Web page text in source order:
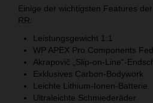
Einige der wichtigsten Features
RR:
Leistungsgewicht 1:1
WP APEX Pro Components
Akrapovič „Slip-on-Line“-
Exklusives Carbon-Bodywork
Leichte Lithium-Ionen-Batterie
Ultraleichte Schmiederäder